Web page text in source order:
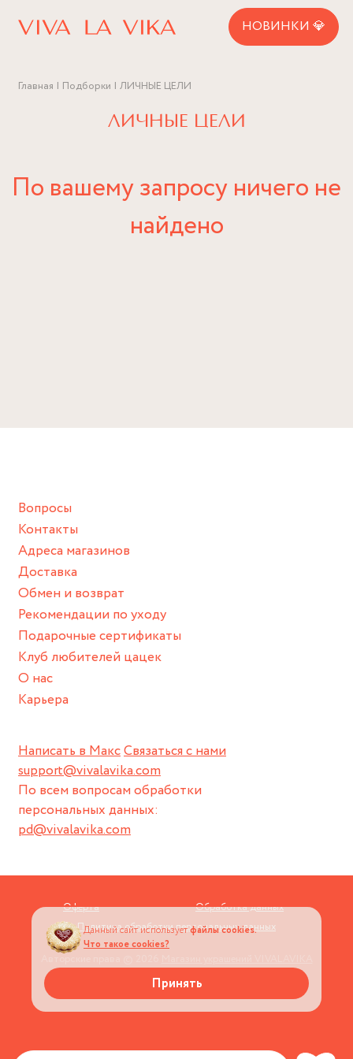
НОВИНКИ 💎
Главная Подборки ЛИЧНЫЕ ЦЕЛИ
ЛИЧНЫЕ ЦЕЛИ
По вашему запросу ничего не
найдено
Написать в МаксСвязаться с нами
support@vivalavika.com
По всем вопросам обработки
персональных данных:
pd@vivalavika.com
Вопросы
Контакты
Адреса магазинов
Доставка
Обмен и возврат
Рекомендации по уходу
Подарочные сертификаты
Клуб любителей цацек
О нас
Карьера
Оферта
Обработка данных
Политика обработки персональных данных
Данный сайт используетфайлы cookies.
Что такое cookies?
Принять